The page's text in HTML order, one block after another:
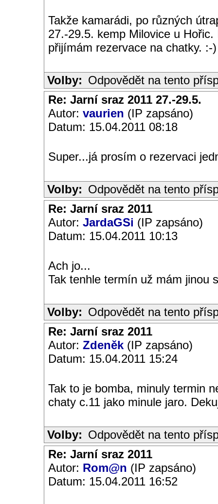
Takže kamarádi, po různých
27.-29.5. kemp Milovice u
přijímám rezervace na chatky. :-)
Volby: Odpovědět na tento
Re: Jarní sraz 2011 27.-29.5.
Autor: vaurien (IP zapsáno)
Datum: 15.04.2011 08:18
Super...já prosím o rezervaci
Volby: Odpovědět na tento
Re: Jarní sraz 2011
Autor: JardaGSi (IP zapsáno)
Datum: 15.04.2011 10:13
Ach jo...
Tak tenhle termín už mám jinou
Volby: Odpovědět na tento
Re: Jarní sraz 2011
Autor: Zdeněk (IP zapsáno)
Datum: 15.04.2011 15:24
Tak to je bomba, minuly termin
chaty c.11 jako minule jaro.
Volby: Odpovědět na tento
Re: Jarní sraz 2011
Autor: Rom@n (IP zapsáno)
Datum: 15.04.2011 16:52